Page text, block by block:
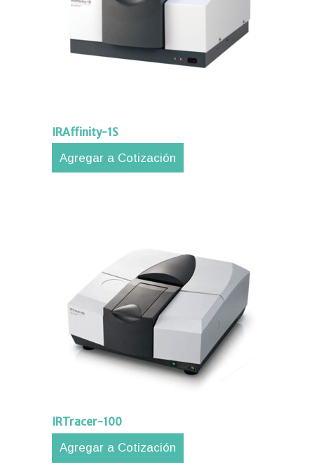
IRAffinity-1S
Agregar a Cotización
IRTracer-100
Agregar a Cotización